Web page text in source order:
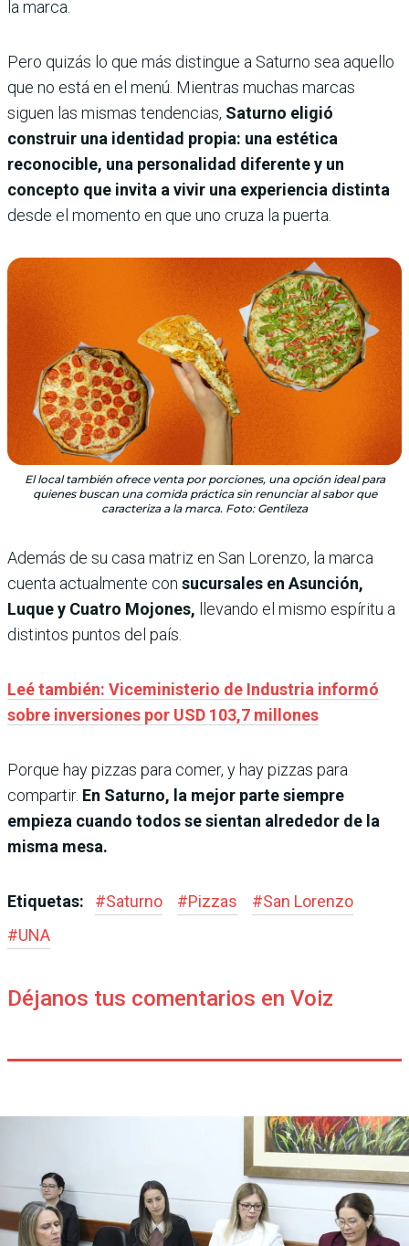
la marca.
Pero quizás lo que más distingue a Saturno sea aquello
que no está en el menú. Mientras muchas marcas
siguen las mismas tendencias, Saturno eligió
construir una identidad propia: una estética
reconocible, una personalidad diferente y un
concepto que invita a vivir una experiencia distinta
desde el momento en que uno cruza la puerta.
El local también ofrece venta por porciones, una opción ideal para
quienes buscan una comida práctica sin renunciar al sabor que
caracteriza a la marca. Foto: Gentileza
Además de su casa matriz en San Lorenzo, la marca
cuenta actualmente con sucursales en Asunción,
Luque y Cuatro Mojones, llevando el mismo espíritu a
distintos puntos del país.
Leé también: Viceministerio de Industria informó
sobre inversiones por USD 103,7 millones
Porque hay pizzas para comer, y hay pizzas para
compartir. En Saturno, la mejor parte siempre
empieza cuando todos se sientan alrededor de la
misma mesa.
Etiquetas: #Saturno #Pizzas #San Lorenzo
#UNA
Déjanos tus comentarios en Voiz